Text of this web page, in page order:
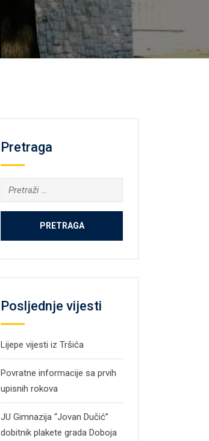
Pretraga
Pretraga:
Posljednje vijesti
Lijepe vijesti iz Tršića
Povratne informacije sa prvih
upisnih rokova
JU Gimnazija “Jovan Dučić”
dobitnik plakete grada Doboja